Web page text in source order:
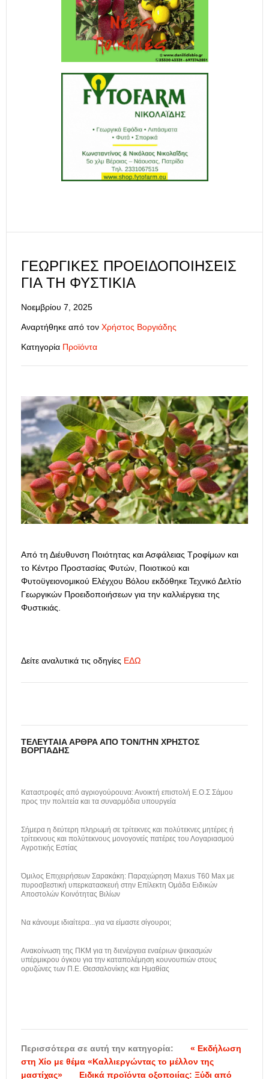
ΓΕΩΡΓΙΚΈΣ ΠΡΟΕΙΔΟΠΟΙΉΣΕΙΣ
ΓΙΑ ΤΗ ΦΥΣΤΙΚΙΆ
Νοεμβρίου 7, 2025
Αναρτήθηκε από τον Χρήστος Βοργιάδης
Κατηγορία Προϊόντα
Από τη Διέυθυνση Ποιότητας και Ασφάλειας Τροφίμων και
το Κέντρο Προστασίας Φυτών, Ποιοτικού και
Φυτοϋγειονομικού Ελέγχου Βόλου εκδόθηκε Τεχνικό Δελτίο
Γεωργικών Προειδοποιήσεων για την καλλιέργεια της
Φυστικιάς.
Δείτε αναλυτικά τις οδηγίες ΕΔΩ
ΤΕΛΕΥΤΑΊΑ ΆΡΘΡΑ ΑΠΌ ΤΟΝ/ΤΗΝ ΧΡΉΣΤΟΣ
ΒΟΡΓΙΆΔΗΣ
Καταστροφές από αγριογούρουνα: Ανοικτή επιστολή Ε.Ο.Σ Σάμου
προς την πολιτεία και τα συναρμόδια υπουργεία
Σήμερα η δεύτερη πληρωμή σε τρίτεκνες και πολύτεκνες μητέρες ή
τρίτεκνους και πολύτεκνους μονογονείς πατέρες του Λογαριασμού
Αγροτικής Εστίας
Όμιλος Επιχειρήσεων Σαρακάκη: Παραχώρηση Maxus T60 Max με
πυροσβεστική υπερκατασκευή στην Επίλεκτη Ομάδα Ειδικών
Αποστολών Κοινότητας Βιλίων
Να κάνουμε ιδιαίτερα...για να είμαστε σίγουροι;
Ανακοίνωση της ΠΚΜ για τη διενέργεια εναέριων ψεκασμών
υπέρμικρου όγκου για την καταπολέμηση κουνουπιών στους
ορυζώνες των Π.Ε. Θεσσαλονίκης και Ημαθίας
Περισσότερα σε αυτή την κατηγορία:
« Εκδήλωση
στη Χίο με θέμα «Καλλιεργώντας το μέλλον της
μαστίχας»
Ειδικά προϊόντα οξοποιίας: Ξύδι από